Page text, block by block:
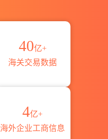
40亿+
海关交易数据
4亿+
海外企业工商信息